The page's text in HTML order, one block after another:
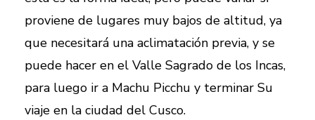
proviene de lugares muy bajos de altitud, ya
que necesitará una aclimatación previa, y se
puede hacer en el Valle Sagrado de los Incas,
para luego ir a Machu Picchu y terminar Su
viaje en la ciudad del Cusco.